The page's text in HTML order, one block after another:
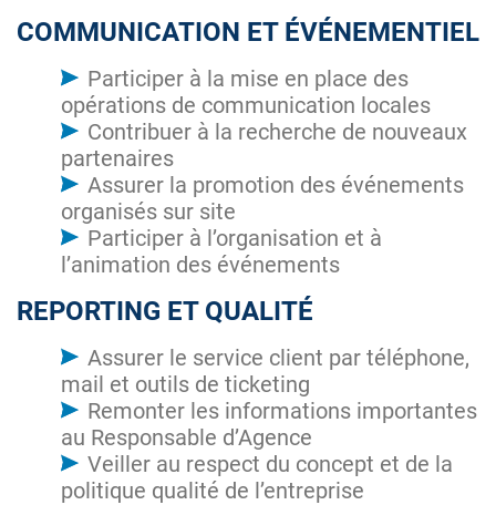
COMMUNICATION ET ÉVÉNEMENTIEL
Participer à la mise en place des
opérations de communication locales
Contribuer à la recherche de nouveaux
partenaires
Assurer la promotion des événements
organisés sur site
Participer à l’organisation et à
l’animation des événements
REPORTING ET QUALITÉ
Assurer le service client par téléphone,
mail et outils de ticketing
Remonter les informations importantes
au Responsable d’Agence
Veiller au respect du concept et de la
politique qualité de l’entreprise